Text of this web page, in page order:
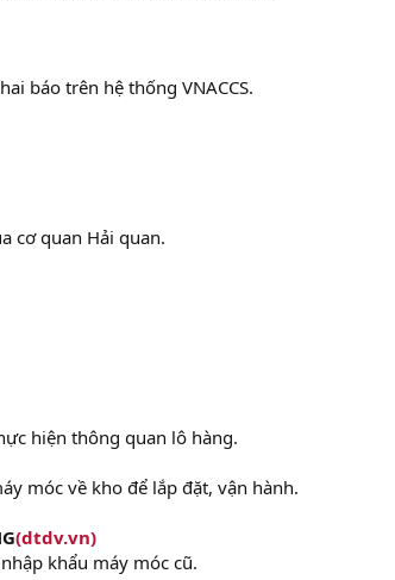
báo trên hệ thống VNACCS.
cơ quan Hải quan.
hiện thông quan lô hàng.
móc về kho để lắp đặt, vận hành.
(dtdv.vn)
khẩu máy móc cũ.